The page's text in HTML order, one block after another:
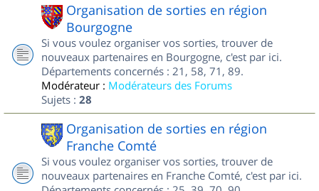
Organisation de sorties en région
Bourgogne
Si vous voulez organiser vos sorties, trouver de
nouveaux partenaires en Bourgogne, c'est par ici.
Départements concernés : 21, 58, 71, 89.
Modérateur : Modérateurs des Forums
Sujets : 28
Organisation de sorties en région
Franche Comté
Si vous voulez organiser vos sorties, trouver de
nouveaux partenaires en Franche Comté, c'est par ici.